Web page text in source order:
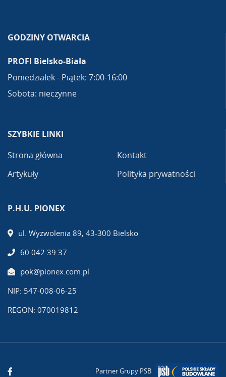
GODZINY OTWARCIA
PROFI Bielsko-Biała
Poniedziałek - Piątek: 7:00-16:00
Sobota: nieczynne
SZYBKIE LINKI
Strona główna
Artykuły
Kontakt
Polityka prywatności
P.H.U. PIONEX
ul. Wyzwolenia 89, 43-300 Bielsko
60 042 39 37
pok@pionex.com.pl
NIP: 547-008-06-25
REGON: 070019812
Partner Grupy PSB